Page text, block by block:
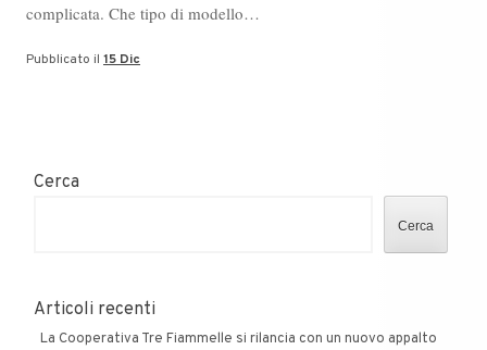
complicata. Che tipo di modello…
Pubblicato il 15 Dic
Cerca
Cerca
Articoli recenti
La Cooperativa Tre Fiammelle si rilancia con un nuovo appalto